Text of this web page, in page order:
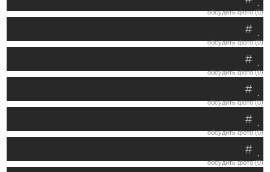
обсудить фото (0)
.
#
обсудить фото (0)
.
#
обсудить фото (0)
.
#
обсудить фото (0)
.
#
обсудить фото (0)
.
#
обсудить фото (0)